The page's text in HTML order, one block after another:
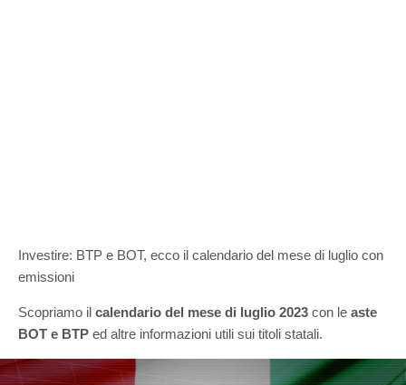
Investire: BTP e BOT, ecco il calendario del mese di luglio con
emissioni
Scopriamo il calendario del mese di luglio 2023 con le aste
BOT e BTP ed altre informazioni utili sui titoli statali.